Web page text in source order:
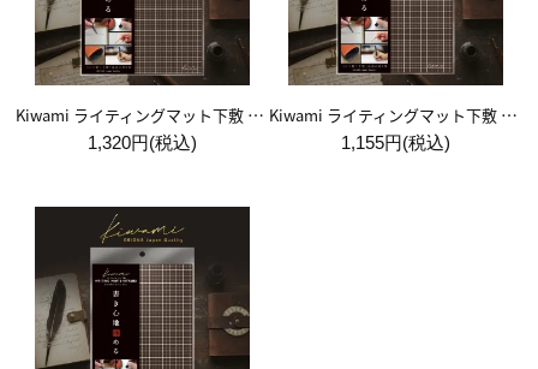
Kiwami ライティングマット下敷 A4+【ブラウン&キャメル】
1,320円(税込)
Kiwami ライティングマット下敷 B5+【ブラウン&キャメル】
1,155円(税込)